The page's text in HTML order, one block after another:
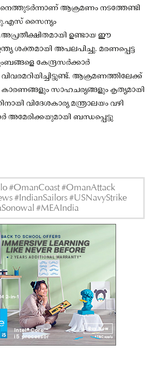
ആക്രമണം നടത്തേണ്ടി
സൈന്യം
ഉണ്ടായ ഈ
ശക്തമായി അപലപിച്ചു. മരണപ്പെട്ട
കേന്ദ്രസർക്കാർ
ആക്രമണത്തിലേക്ക്
കാരണങ്ങളും സാഹചര്യങ്ങളും കൃത്യമായി
വിദേശകാര്യ മന്ത്രാലയം വഴി
അമേരിക്കയുമായി ബന്ധപ്പെട്ടു
#OmanCoast #OmanAttack
#IndianSailors #USNavyStrike
#MEAIndia